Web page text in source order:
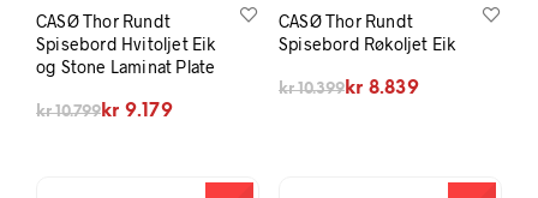
CASØ Thor Rundt
Spisebord Hvitoljet Eik
og Stone Laminat Plate
kr10.799
Opprinnelig pris var: kr 10.799.
kr 9.179
Nåværende pris er: kr 9.179.
CASØ Thor Rundt
Spisebord Røkoljet Eik
kr10.399
Opprinnelig pris var: kr 10.399.
kr 8.839
Nåværende pris er: kr 8.839.